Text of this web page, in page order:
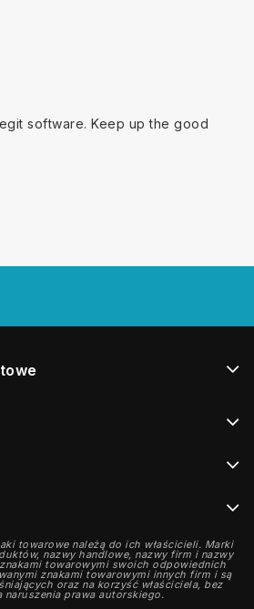
software. Keep up the good
towarowe należą do ich właścicieli. Marki
nazwy handlowe, nazwy firm i nazwy
towarowymi swoich odpowiednich
znakami towarowymi innych firm i są
oraz na korzyść właściciela, bez
naruszenia prawa autorskiego.